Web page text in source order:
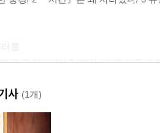
알고 있는 것/ 2 불타는 사람기둥/ 3
국가의 소행
사 (1개)